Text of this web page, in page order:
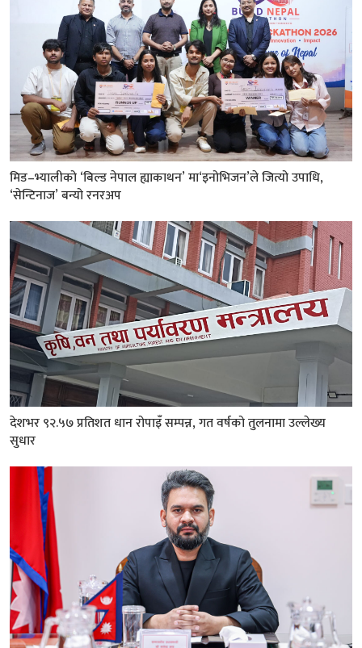
मिड–भ्यालीको ‘बिल्ड नेपाल ह्याकाथन’ मा‘इनोभिजन’ले जित्यो उपाधि,
‘सेन्टिनाज’ बन्यो रनरअप
देशभर ९२.५७ प्रतिशत धान रोपाइँ सम्पन्न, गत वर्षको तुलनामा उल्लेख्य
सुधार